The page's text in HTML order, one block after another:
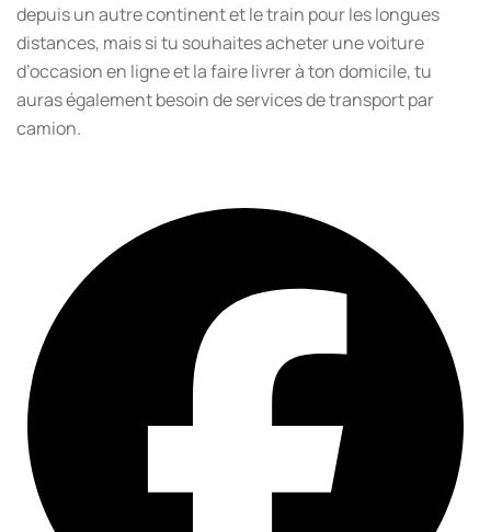
depuis un autre continent et le train pour les longues
distances, mais si tu souhaites acheter une voiture
d’occasion en ligne et la faire livrer à ton domicile, tu
auras également besoin de services de transport par
camion.